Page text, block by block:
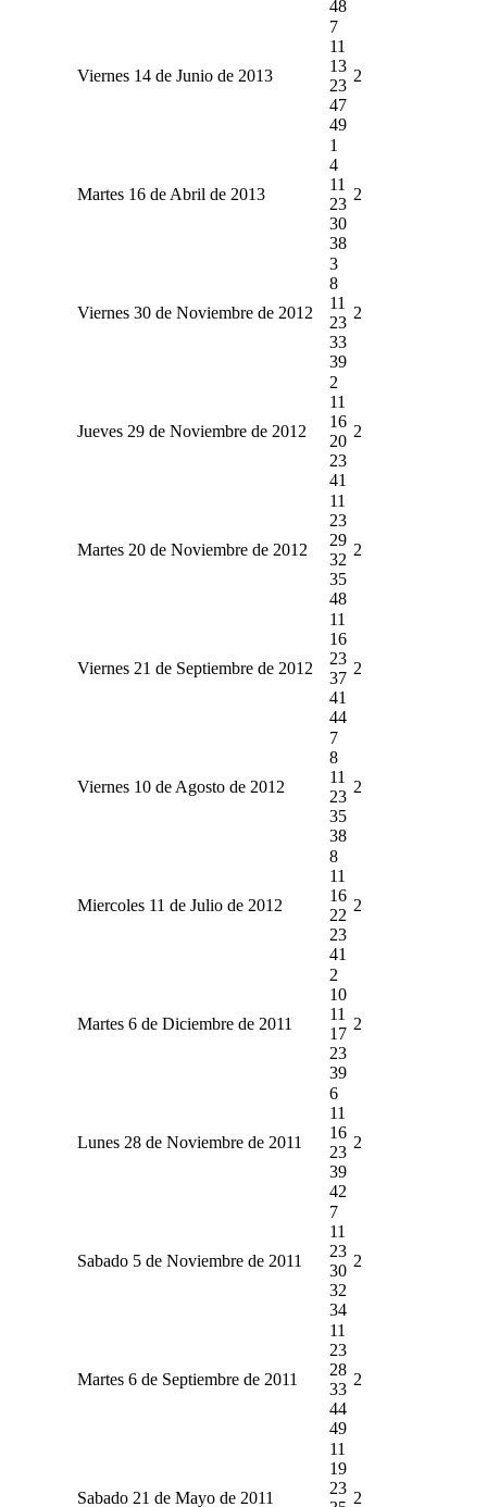
48
Viernes 14 de Junio de 2013
7
11
13
23
47
49
2
Martes 16 de Abril de 2013
1
4
11
23
30
38
2
Viernes 30 de Noviembre de 2012
3
8
11
23
33
39
2
Jueves 29 de Noviembre de 2012
2
11
16
20
23
41
2
Martes 20 de Noviembre de 2012
11
23
29
32
35
48
2
Viernes 21 de Septiembre de 2012
11
16
23
37
41
44
2
Viernes 10 de Agosto de 2012
7
8
11
23
35
38
2
Miercoles 11 de Julio de 2012
8
11
16
22
23
41
2
Martes 6 de Diciembre de 2011
2
10
11
17
23
39
2
Lunes 28 de Noviembre de 2011
6
11
16
23
39
42
2
Sabado 5 de Noviembre de 2011
7
11
23
30
32
34
2
Martes 6 de Septiembre de 2011
11
23
28
33
44
49
2
Sabado 21 de Mayo de 2011
11
19
23
2